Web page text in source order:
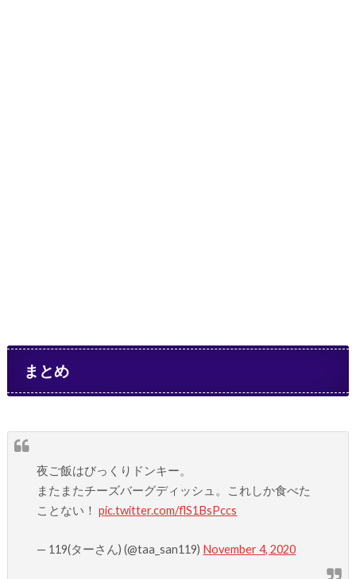
まとめ
夜ご飯はびっくりドンキー。
またまたチーズバーグディッシュ。これしか食べた
ことない！pic.twitter.com/flS1BsPccs
— 119(ターさん) (@taa_san119) November 4, 2020